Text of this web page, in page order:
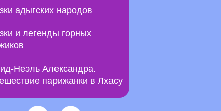
адыгских народов
и легенды горных
Неэль Александра.
парижанки в Лхасу